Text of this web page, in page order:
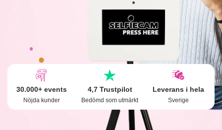
30.000+ events
Nöjda kunder
4,7 Trustpilot
Bedömd som utmärkt
Leverans i hela
Sverige